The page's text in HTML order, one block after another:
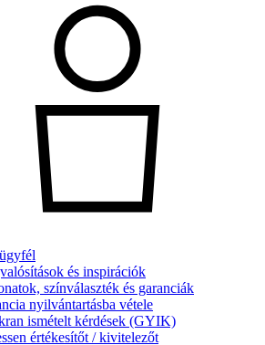
és inspirációk
színválaszték és garanciák
nyilvántartásba vétele
ismételt kérdések (GYIK)
értékesítőt / kivitelezőt